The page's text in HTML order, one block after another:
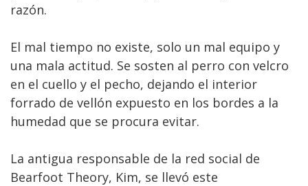
razón.
El mal tiempo no existe, solo un mal equipo y
una mala actitud. Se sosten al perro con velcro
en el cuello y el pecho, dejando el interior
forrado de vellón expuesto en los bordes a la
humedad que se procura evitar.
La antigua responsable de la red social de
Bearfoot Theory, Kim, se llevó este